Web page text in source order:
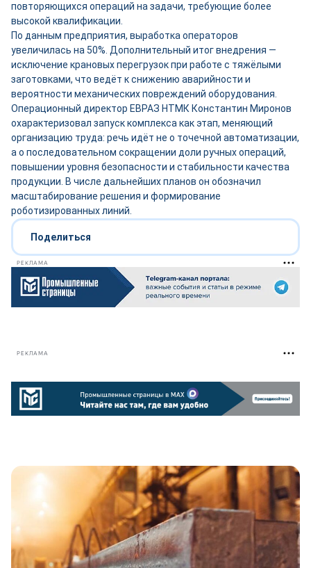
повторяющихся операций на задачи, требующие более
высокой квалификации.
По данным предприятия, выработка операторов
увеличилась на 50%. Дополнительный итог внедрения —
исключение крановых перегрузок при работе с тяжёлыми
заготовками, что ведёт к снижению аварийности и
вероятности механических повреждений оборудования.
Операционный директор ЕВРАЗ НТМК Константин Миронов
охарактеризовал запуск комплекса как этап, меняющий
организацию труда: речь идёт не о точечной автоматизации,
а о последовательном сокращении доли ручных операций,
повышении уровня безопасности и стабильности качества
продукции. В числе дальнейших планов он обозначил
масштабирование решения и формирование
роботизированных линий.
Поделиться
РЕКЛАМА
РЕКЛАМА